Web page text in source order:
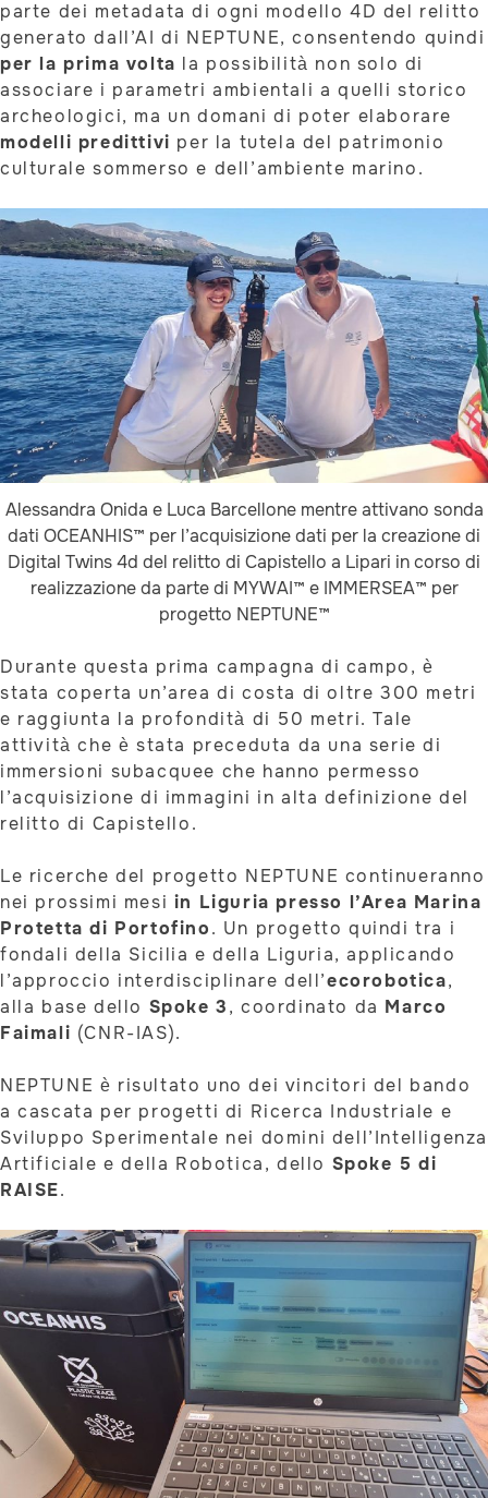
parte dei metadata di ogni modello 4D del relitto
generato dall’AI di NEPTUNE, consentendo quindi
per la prima volta la possibilità non solo di
associare i parametri ambientali a quelli storico
archeologici, ma un domani di poter elaborare
modelli predittivi per la tutela del patrimonio
culturale sommerso e dell’ambiente marino.
Alessandra Onida e Luca Barcellone mentre attivano sonda
dati OCEANHIS™ per l’acquisizione dati per la creazione di
Digital Twins 4d del relitto di Capistello a Lipari in corso di
realizzazione da parte di MYWAI™ e IMMERSEA™ per
progetto NEPTUNE™
Durante questa prima campagna di campo, è
stata coperta un’area di costa di oltre 300 metri
e raggiunta la profondità di 50 metri. Tale
attività che è stata preceduta da una serie di
immersioni subacquee che hanno permesso
l’acquisizione di immagini in alta definizione del
relitto di Capistello.
Le ricerche del progetto NEPTUNE continueranno
nei prossimi mesi in Liguria presso l’Area Marina
Protetta di Portofino. Un progetto quindi tra i
fondali della Sicilia e della Liguria, applicando
l’approccio interdisciplinare dell’ecorobotica,
alla base dello Spoke 3, coordinato da Marco
Faimali (CNR-IAS).
NEPTUNE è risultato uno dei vincitori del bando
a cascata per progetti di Ricerca Industriale e
Sviluppo Sperimentale nei domini dell’Intelligenza
Artificiale e della Robotica, dello Spoke 5 di
RAISE.